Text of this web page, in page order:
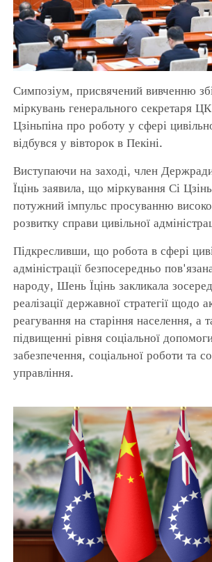
Симпозіум, присвячений вивченню
міркувань генерального секретаря
Цзіньпіна про роботу у сфері
відбувся у вівторок в Пекіні.
Виступаючи на заході, член
Їцінь заявила, що міркування Сі
потужний імпульс просуванню
розвитку справи цивільної
Підкресливши, що робота в сфері
адміністрації безпосередньо
народу, Шень Їцінь закликала
реалізації державної стратегії щодо
реагування на старіння населення, а
підвищенні рівня соціальної
забезпечення, соціальної роботи та
управління.